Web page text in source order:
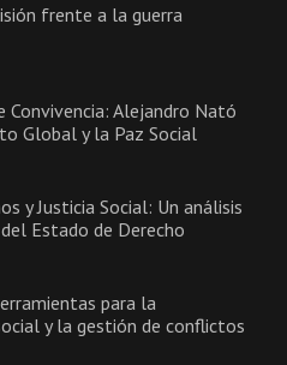
frente a la guerra
Convivencia: Alejandro Nató
Global y la Paz Social
y Justicia Social: Un análisis
Estado de Derecho
para la
y la gestión de conflictos